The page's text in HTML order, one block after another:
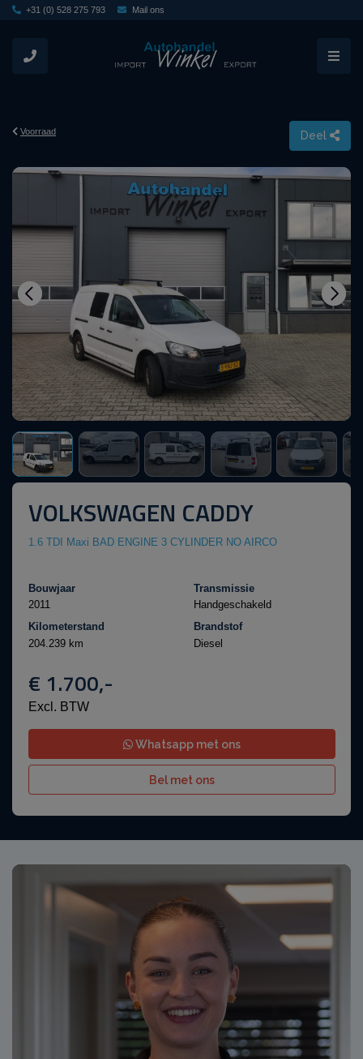
+31 (0) 528 275 793 Mail ons
Voorraad Deel
VOLKSWAGEN CADDY
1.6 TDI Maxi BAD ENGINE 3 CYLINDER NO AIRCO
Bouwjaar
2011
Transmissie
Handgeschakeld
Kilometerstand
204.239 km
Brandstof
Diesel
€ 1.700,-
Excl. BTW
Whatsapp met ons
Bel met ons